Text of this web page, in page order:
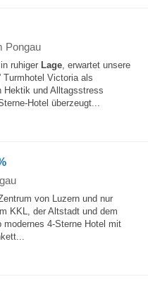
Pongau
ruhiger Lage, erwartet unsere
Turmhotel Victoria als
Hektik und Alltagsstress
Hotel überzeugt...
von Luzern und nur
KKL, der Altstadt und dem
4-Sterne Hotel mit